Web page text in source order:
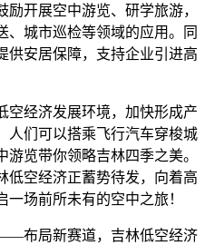
开展空中游览、研学旅游，
、城市巡检等领域的应用。同
供安居保障，支持企业引进高
空经济发展环境，加快形成产
人们可以搭乘飞行汽车穿梭城
览带你领略吉林四季之美。
低空经济正蓄势待发，向着高
场前所未有的空中之旅！
布局新赛道，吉林低空经济